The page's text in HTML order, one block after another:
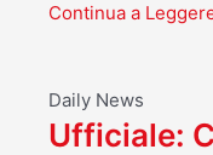
Continua a
Daily News
Ufficiale: